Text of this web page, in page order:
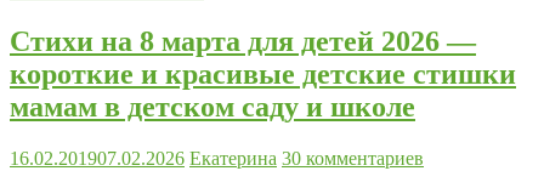
Стихи на 8 марта для детей 2026 —
короткие и красивые детские стишки
мамам в детском саду и школе
16.02.201907.02.2026 Екатерина 30 комментариев